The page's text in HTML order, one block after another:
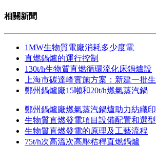
相關新聞
1MW生物質電廠消耗多少度電
直燃鍋爐的運行控制
130t/h生物質直燃循環流化床鍋爐設
上海市碳達峰實施方案：新建一批
鄭州鍋爐廠15噸和20t/h燃氣蒸汽鍋
鄭州鍋爐廠燃氣蒸汽鍋爐助力紡織印
生物質直燃發電項目設備配置和選型
生物質直燃發電的原理及工藝流程
75t/h次高溫次高壓秸稈直燃鍋爐